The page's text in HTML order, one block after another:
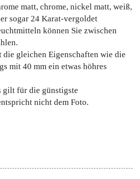
matt, chrome, nickel matt, weiß,
sogar 24 Karat-vergoldet
können Sie zwischen
die gleichen Eigenschaften wie die
mit 40 mm ein etwas höhres
gilt für die günstigste
nicht dem Foto.